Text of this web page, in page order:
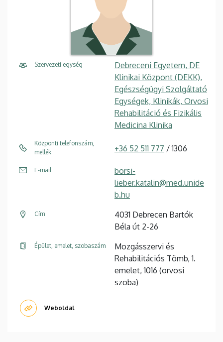
Szervezeti egység
Debreceni Egyetem, DE
Klinikai Központ (DEKK),
Egészségügyi Szolgáltató
Egységek, Klinikák, Orvosi
Rehabilitáció és Fizikális
Medicina Klinika
Központi telefonszám,
mellék
+36 52 511 777 / 1306
E-mail
borsi-
lieber.katalin@med.unide
b.hu
Cím
4031 Debrecen Bartók
Béla út 2-26
Épület, emelet, szobaszám
Mozgásszervi és
Rehabilitációs Tömb, 1.
emelet, 1016 (orvosi
szoba)
Weboldal